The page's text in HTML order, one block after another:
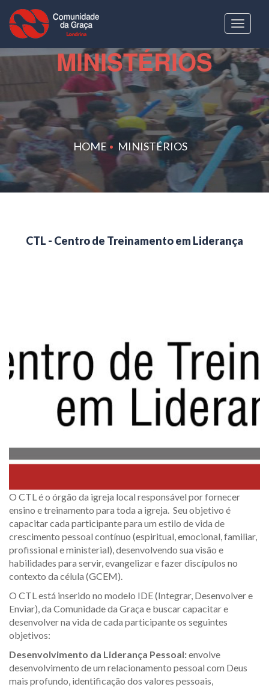
MINISTÉRIOS
HOME MINISTÉRIOS
CTL - Centro de Treinamento em Liderança
O CTL é o órgão da igreja local responsável por fornecer
ensino e treinamento para toda a igreja. Seu objetivo é
capacitar cada participante para um estilo de vida de
crescimento pessoal contínuo (espiritual, emocional, familiar,
profissional e ministerial), desenvolvendo sua visão e
habilidades para servir, evangelizar e fazer discípulos no
contexto da célula (GCEM).
O CTL está inserido no modelo IDE (Integrar, Desenvolver e
Enviar), da Comunidade da Graça e buscar capacitar e
desenvolver na vida de cada participante os seguintes
objetivos:
Desenvolvimento da Liderança Pessoal:envolve
desenvolvimento de um relacionamento pessoal com Deus
mais profundo, identificação dos valores pessoais,